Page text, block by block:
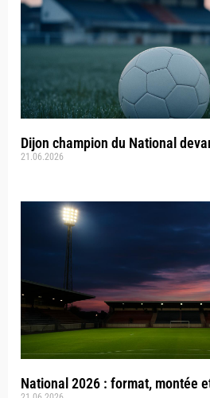
Dijon champion du National
21.06.2026
National 2026 : format, montée